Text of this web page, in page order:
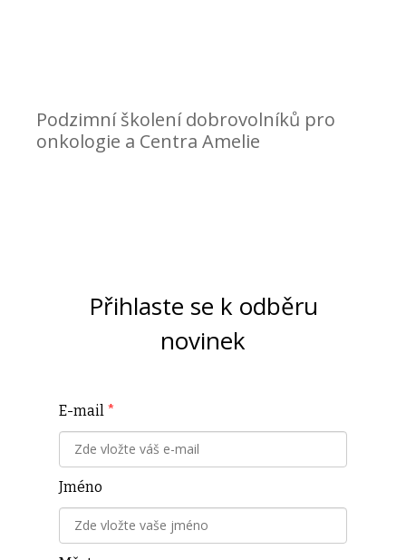
Podzimní školení dobrovolníků pro
onkologie a Centra Amelie
Přihlaste se k odběru
novinek
E-mail *
Jméno